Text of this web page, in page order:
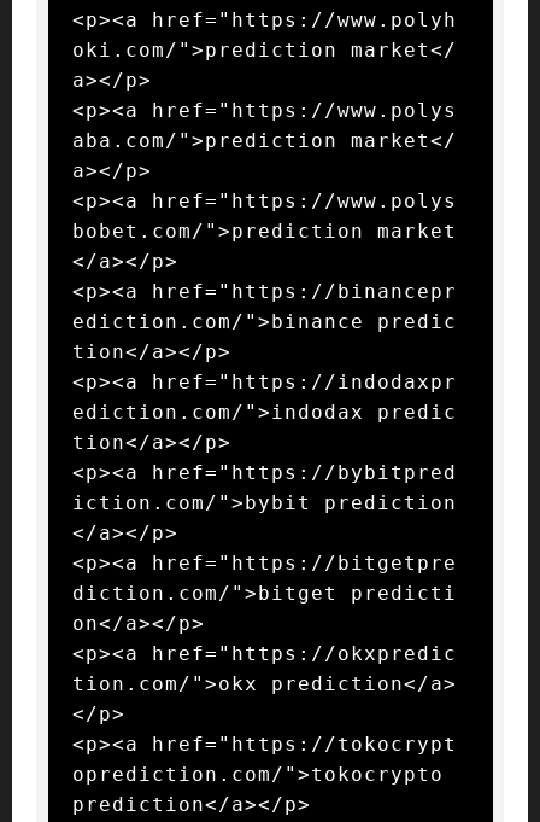
<p><a href="https://www.polyh
oki.com/">prediction market</
a></p>
<p><a href="https://www.polys
aba.com/">prediction market</
a></p>
<p><a href="https://www.polys
bobet.com/">prediction market
</a></p>
<p><a href="https://binancepr
ediction.com/">binance predic
tion</a></p>
<p><a href="https://indodaxpr
ediction.com/">indodax predic
tion</a></p>
<p><a href="https://bybitpred
iction.com/">bybit prediction
</a></p>
<p><a href="https://bitgetpre
diction.com/">bitget predicti
on</a></p>
<p><a href="https://okxpredic
tion.com/">okx prediction</a>
</p>
<p><a href="https://tokocrypt
oprediction.com/">tokocrypto
prediction</a></p>